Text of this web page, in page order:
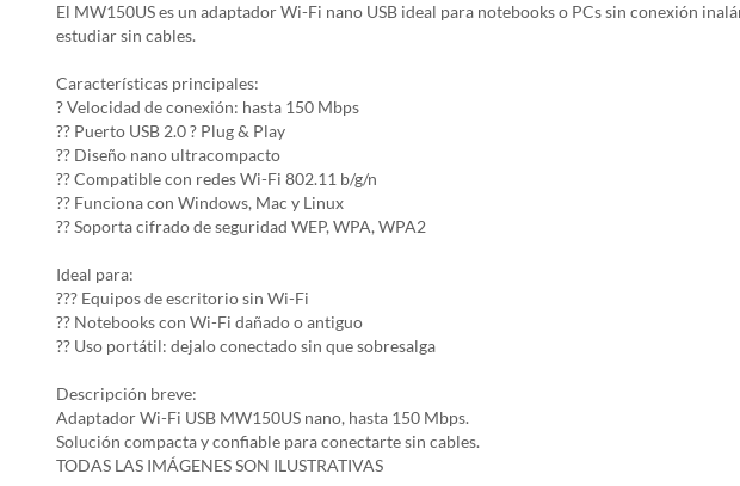
El MW150US es un adaptador Wi-Fi nano USB ideal para notebooks o PCs sin conexión
estudiar sin cables.
Características principales:
? Velocidad de conexión: hasta 150 Mbps
?? Puerto USB 2.0 ? Plug & Play
?? Diseño nano ultracompacto
?? Compatible con redes Wi-Fi 802.11 b/g/n
?? Funciona con Windows, Mac y Linux
?? Soporta cifrado de seguridad WEP, WPA, WPA2
Ideal para:
??? Equipos de escritorio sin Wi-Fi
?? Notebooks con Wi-Fi dañado o antiguo
?? Uso portátil: dejalo conectado sin que sobresalga
Descripción breve:
Adaptador Wi-Fi USB MW150US nano, hasta 150 Mbps.
Solución compacta y confiable para conectarte sin cables.
TODAS LAS IMÁGENES SON ILUSTRATIVAS